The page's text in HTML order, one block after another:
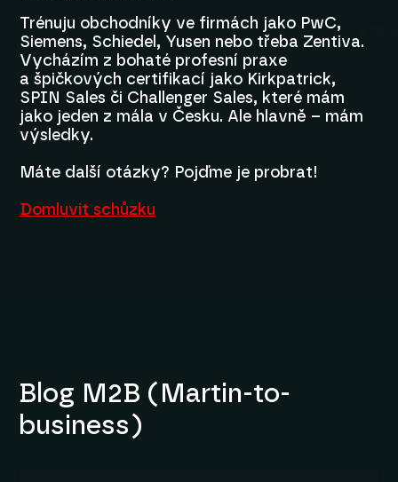
Trénuju obchodníky ve firmách jako PwC,
Siemens, Schiedel, Yusen nebo třeba Zentiva.
Vycházím z bohaté profesní praxe
a špičkových certifikací jako Kirkpatrick,
SPIN Sales či Challenger Sales, které mám
jako jeden z mála v Česku. Ale hlavně – mám
výsledky.
Máte další otázky? Pojďme je probrat!
Domluvit schůzku
Blog M2B (Martin-to-
business)